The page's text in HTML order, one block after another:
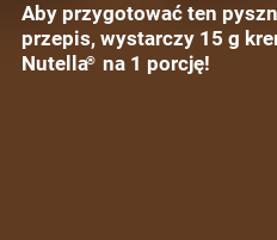
Aby przygotować ten
przepis, wystarczy 15 g
Nutella® na 1 porcję!